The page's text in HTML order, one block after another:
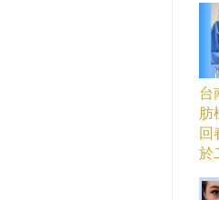
台
肪
回
於